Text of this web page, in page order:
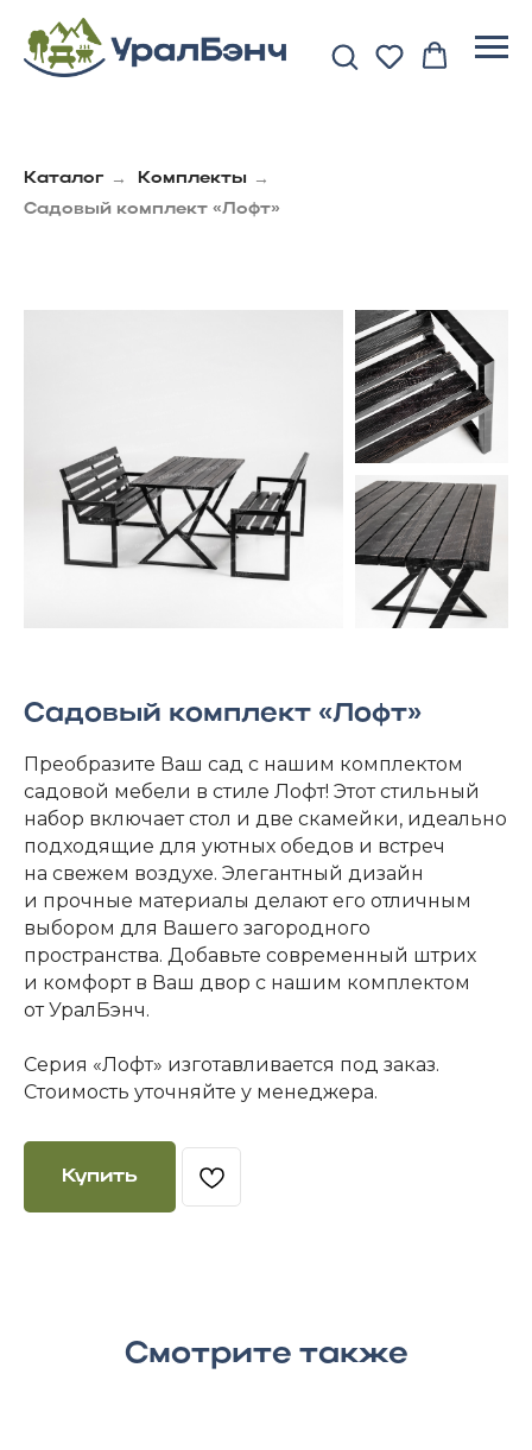
Каталог → Комплекты →
Садовый комплект «Лофт»
Садовый комплект «Лофт»
Преобразите Ваш сад с нашим комплектом
садовой мебели в стиле Лофт! Этот стильный
набор включает стол и две скамейки, идеально
подходящие для уютных обедов и встреч
на свежем воздухе. Элегантный дизайн
и прочные материалы делают его отличным
выбором для Вашего загородного
пространства. Добавьте современный штрих
и комфорт в Ваш двор с нашим комплектом
от УралБэнч.
Серия «Лофт» изготавливается под заказ.
Стоимость уточняйте у менеджера.
Купить
Смотрите также